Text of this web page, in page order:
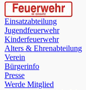
Einsatzabteilung
Jugendfeuerwehr
Kinderfeuerwehr
Alters & Ehrenabteilung
Verein
Bürgerinfo
Presse
Werde Mitglied